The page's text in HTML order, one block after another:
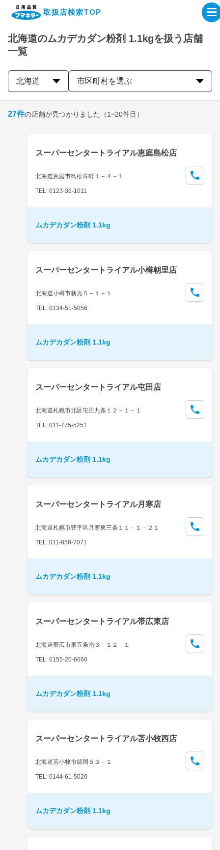
取扱店検索TOP
企業・IR情報サイト
製品情報サイト
取扱店検索はこちら
北海道のムカデカダン粉剤 1.1kgを扱う店舗
一覧
北海道 市区町村を選ぶ
27件の店舗が見つかりました （1~20件目）
スーパーセンタートライアル恵庭島松店
北海道恵庭市島松寿町１－４－１
TEL: 0123-36-1011
ムカデカダン粉剤 1.1kg
スーパーセンタートライアル小樽朝里店
北海道小樽市新光５－１－１
TEL: 0134-51-5056
ムカデカダン粉剤 1.1kg
スーパーセンタートライアル屯田店
北海道札幌市北区屯田九条１２－１－１
TEL: 011-775-5251
ムカデカダン粉剤 1.1kg
スーパーセンタートライアル月寒店
北海道札幌市豊平区月寒東三条１１－１－２１
TEL: 011-858-7071
ムカデカダン粉剤 1.1kg
スーパーセンタートライアル帯広東店
北海道帯広市東五条南３－１２－１
TEL: 0155-20-6660
ムカデカダン粉剤 1.1kg
スーパーセンタートライアル苫小牧西店
北海道苫小牧市錦岡５３－１
TEL: 0144-61-5020
ムカデカダン粉剤 1.1kg